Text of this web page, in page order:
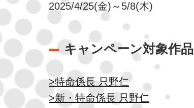
2025/4/25(金)～5/8(木)
キャンペーン対象作品
>特命係長 只野仁
>新・特命係長 只野仁